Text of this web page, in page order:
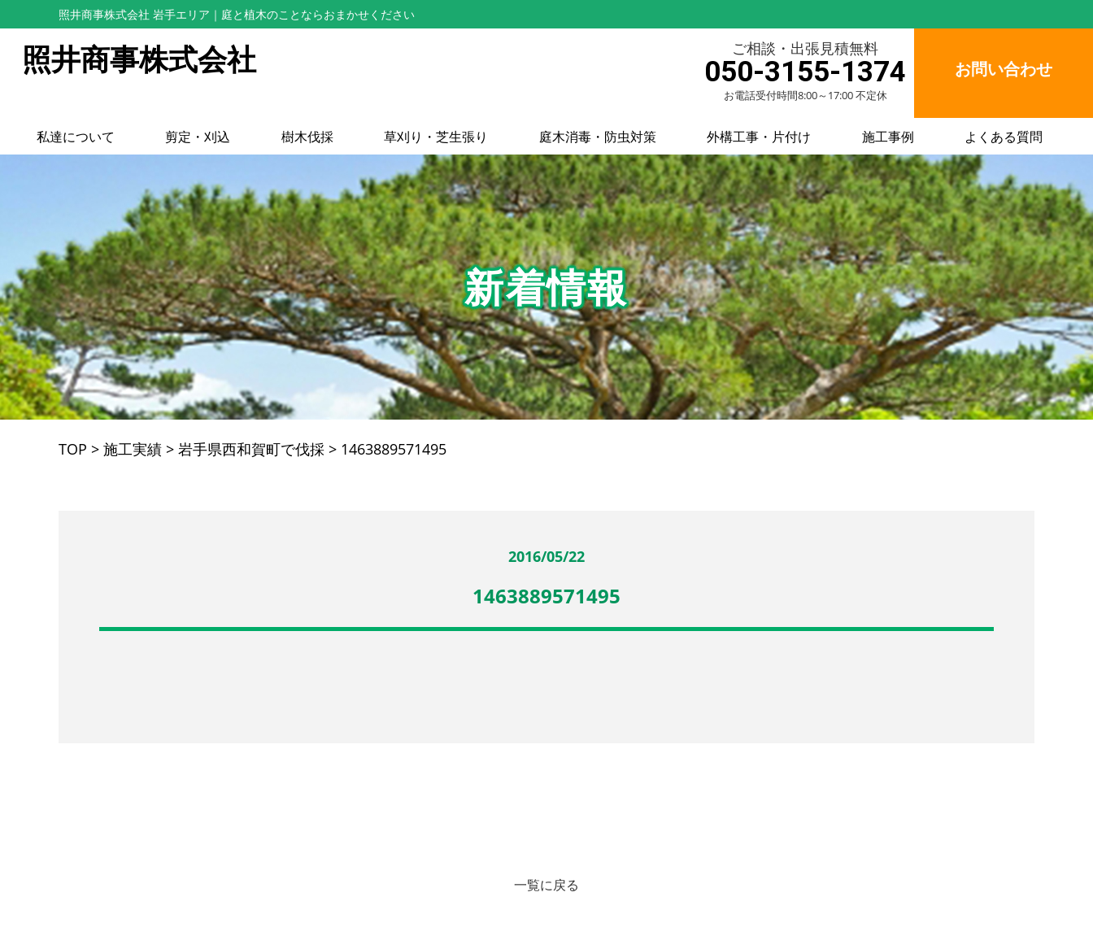
照井商事株式会社 岩手エリア ｜庭と植木のことならおまかせください
照井商事株式会社 ご相談・出張見積無料
050-3155-1374
お電話受付時間8:00～17:00 不定休
お問い合わせ
私達について 剪定・刈込 樹木伐採 草刈り・芝生張り 庭木消毒・防虫対策 外構工事・片付け 施工事例 よくある質問
新着情報
TOP > 施工実績 > 岩手県西和賀町で伐採 > 1463889571495
2016/05/22
1463889571495
一覧に戻る